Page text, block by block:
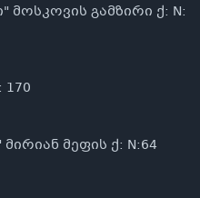
გამზირი ქ: N:
170
მეფის ქ: N:64